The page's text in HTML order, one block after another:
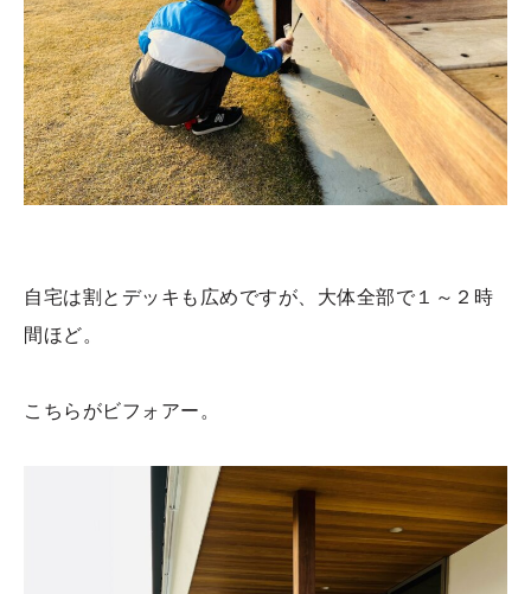
自宅は割とデッキも広めですが、大体全部で１～２時
間ほど。
こちらがビフォアー。